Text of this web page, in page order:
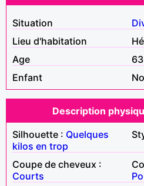
Situation
Lieu d'habitation
Age
Enfant
Description
Silhouette : Quelques
kilos en trop
Coupe de cheveux :
Courts